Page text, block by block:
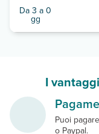
Da 3 a 0
gg
I
Puoi
o Paypal.